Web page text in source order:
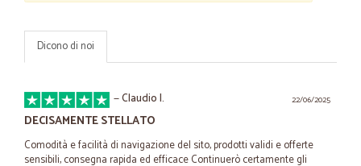
Dicono di noi
22/06/2025
—Claudio I.
DECISAMENTE STELLATO
Comodità e facilità di navigazione del sito, prodotti validi e offerte
sensibili, consegna rapida ed efficace Continuerò certamente gli